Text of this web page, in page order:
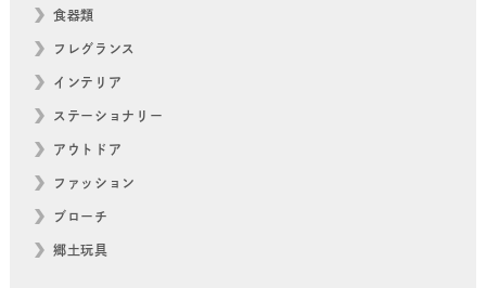
食器類
フレグランス
インテリア
ステーショナリー
アウトドア
ファッション
ブローチ
郷土玩具